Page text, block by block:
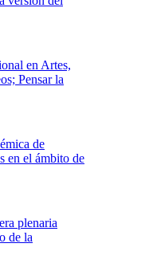
en Artes,
Pensar la
de
en el ámbito de
plenaria
de la